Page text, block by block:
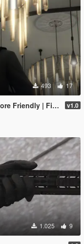
493 17
| FiveM] v1.0
1.025 9